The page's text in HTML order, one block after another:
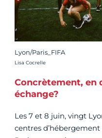
Lyon/Paris_FIFA
Crédit photo :
Lisa Cocrelle
Concrètement, en
échange?
Les 7 et 8 juin, vingt
centres